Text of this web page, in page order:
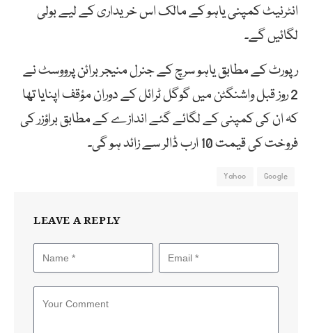
انٹرنیٹ کمپنی یاہو کے مالک اس خریداری کے لیے بولی
لگائیں گے۔
رپورٹ کے مطابق یاہو سرچ کے جنرل منیجر برائن پرووسٹ نے
2 روز قبل واشنگٹن میں گوگل ٹرائل کے دوران مؤقف اپنایا تھا
کہ ان کی کمپنی کے لگائے گئے اندازے کے مطابق براؤزر کی
فروخت کی قیمت 10 ارب ڈالر سے زائد ہو گی۔
Google
Yahoo
LEAVE A REPLY